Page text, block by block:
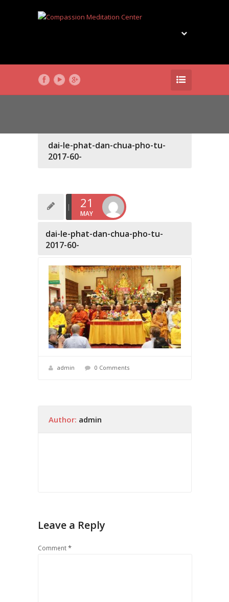
dai-le-phat-dan-chua-pho-tu-
2017-60-
21
MAY
dai-le-phat-dan-chua-pho-tu-
2017-60-
admin 0 Comments
Author: admin
Leave a Reply
Comment*